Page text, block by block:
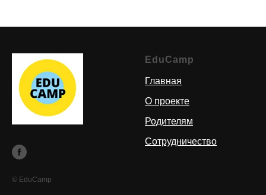
© EduCamp
EduCamp
Главная
О проекте
Родителям
Сотрудничество